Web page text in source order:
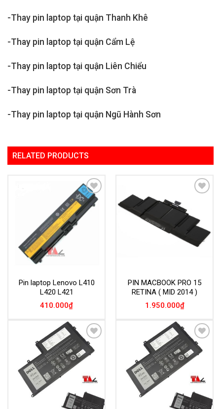
-Thay pin laptop tại quận Thanh Khê
-Thay pin laptop tại quận Cẩm Lệ
-Thay pin laptop tại quận Liên Chiểu
-Thay pin laptop tại quận Sơn Trà
-Thay pin laptop tại quận Ngũ Hành Sơn
RELATED PRODUCTS
Add to
Wishlist
Pin laptop Lenovo L410
L420 L421
410.000₫
PIN MACBOOK PRO 15
RETINA ( MID 2014 )
1.950.000₫
Add to
Wishlist
Add to
Wishlist